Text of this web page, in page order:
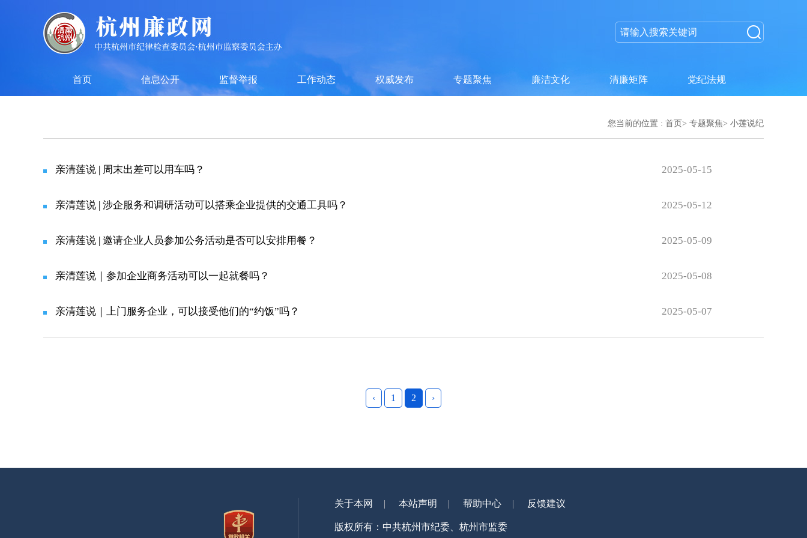
首页 信息公开 监督举报 工作动态 权威发布 专题聚焦 廉洁文化 清廉矩阵 党纪法规
您当前的位置 : 首页 > 专题聚焦> 小莲说纪
亲清莲说 | 周末出差可以用车吗？ 2025-05-15
亲清莲说 | 涉企服务和调研活动可以搭乘企业提供的交通工具吗？ 2025-05-12
亲清莲说 | 邀请企业人员参加公务活动是否可以安排用餐？ 2025-05-09
亲清莲说｜参加企业商务活动可以一起就餐吗？ 2025-05-08
亲清莲说｜上门服务企业，可以接受他们的“约饭”吗？ 2025-05-07
‹ 1 2 ›
关于本网 本站声明 帮助中心 反馈建议
版权所有：中共杭州市纪委、杭州市监委